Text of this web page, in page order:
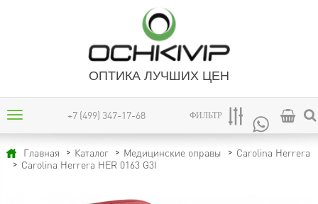
ОПТИКА ЛУЧШИХ ЦЕН
+7 (499) 347-17-68 ФИЛЬТР
Главная Каталог Медицинские оправы
Carolina Herrera
Carolina Herrera HER 0163 G3I